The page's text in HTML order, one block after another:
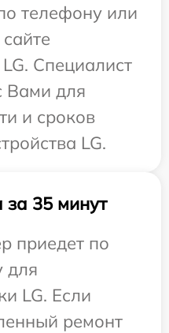
телефону или
Специалист
Вами для
и сроков
LG.
35 минут
приедет по
для
LG. Если
ремонт